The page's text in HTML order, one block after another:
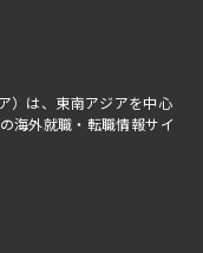
）は、東南アジアを中心
海外就職・転職情報サイ